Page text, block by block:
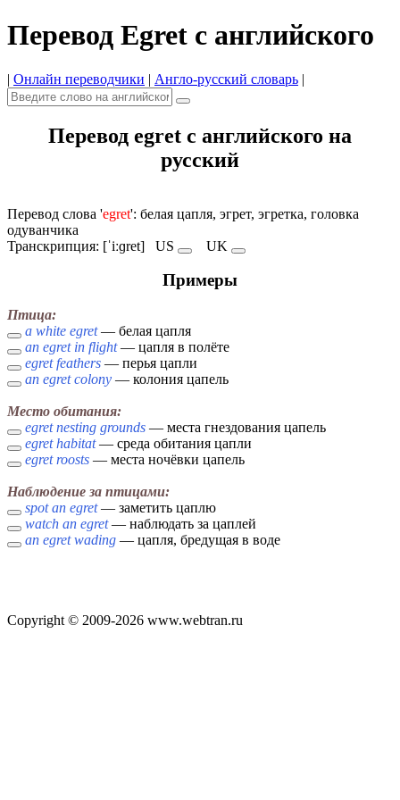
Перевод Egret с английского
| Онлайн переводчики | Англо-русский словарь |
Перевод egret с английского на
русский
Перевод слова 'egret': белая цапля, эгрет, эгретка, головка
одуванчика
Транскрипция: [ˈiːɡret] US UK
Примеры
Птица:
a white egret— белая цапля
an egret in flight— цапля в полёте
egret feathers — перья цапли
an egret colony — колония цапель
Место обитания:
egret nesting grounds — места гнездования цапель
egret habitat— среда обитания цапли
egret roosts — места ночёвки цапель
Наблюдение за птицами:
spot an egret— заметить цаплю
watch an egret— наблюдать за цаплей
an egret wading — цапля, бредущая в воде
Copyright © 2009-2026 www.webtran.ru